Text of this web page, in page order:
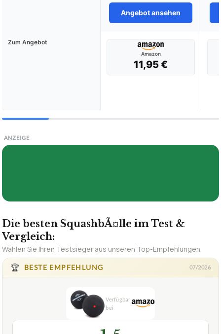
Angebot ansehen
Zum Angebot
Amazon
11,95 €
ANZEIGE
Die besten SquashbÃ¤lle im Test &
Vergleich:
Wählen Sie Ihren Testsieger aus unseren Top-Empfehlungen.
🏆
BESTE EMPFEHLUNG 07/2026